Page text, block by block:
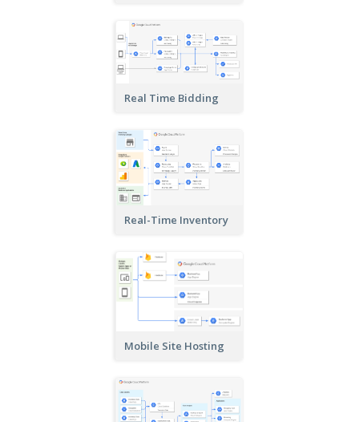
Real Time Bidding
Real-Time Inventory
Mobile Site Hosting